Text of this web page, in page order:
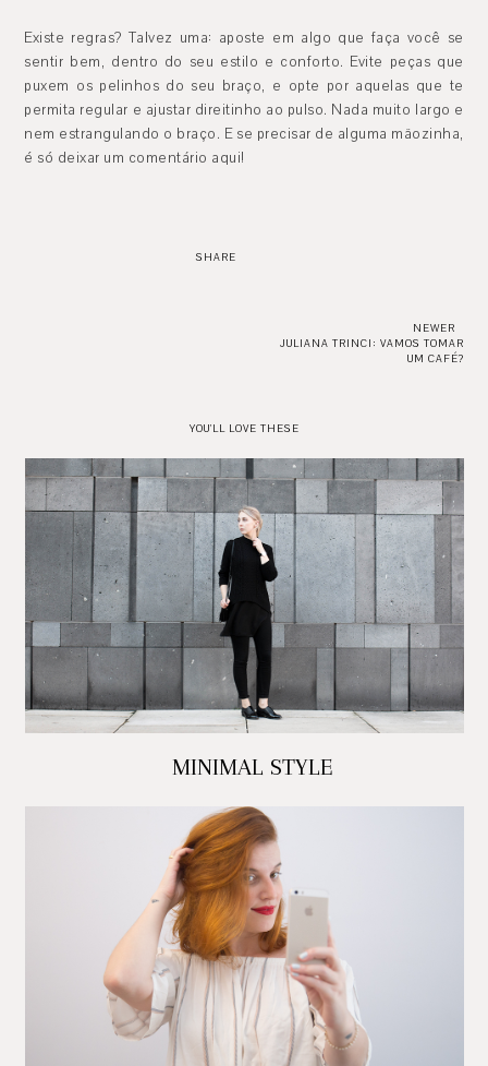
Existe regras? Talvez uma: aposte em algo que faça você se
sentir bem, dentro do seu estilo e conforto. Evite peças que
puxem os pelinhos do seu braço, e opte por aquelas que te
permita regular e ajustar direitinho ao pulso. Nada muito largo e
nem estrangulando o braço. E se precisar de alguma mãozinha,
é só deixar um comentário aqui!
SHARE
NEWER
JULIANA TRINCI: VAMOS TOMAR
UM CAFÉ?
YOU'LL LOVE THESE
MINIMAL STYLE